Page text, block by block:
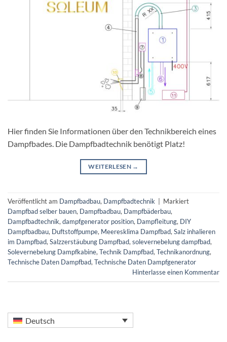
Hier finden Sie Informationen über den Technikbereich eines
Dampfbades. Die Dampfbadtechnik benötigt Platz!
WEITERLESEN →
Veröffentlicht am Dampfbadbau, Dampfbadtechnik
Markiert
Dampfbad selber bauen, Dampfbadbau, Dampfbäderbau,
Dampfbadtechnik,dampfgenerator position, Dampfleitung, DIY
Dampfbadbau, Duftstoffpumpe, Meeresklima Dampfbad,Salz inhalieren
im Dampfbad,Salzzerstäubung Dampfbad,solevernebelung dampfbad,
Solevernebelung Dampfkabine,Technik Dampfbad,Technikanordnung,
Technische Daten Dampfbad,Technische Daten Dampfgenerator
Hinterlasse einen Kommentar
Deutsch